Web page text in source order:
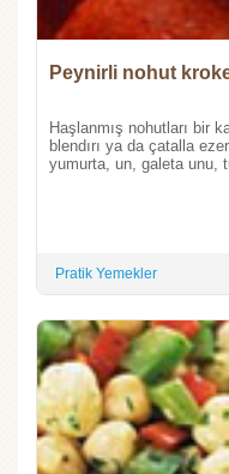
Peynirli nohut
Haşlanmış nohutları bir
blendırı ya da çatalla
yumurta, un, galeta unu,
Pratik Yemekler